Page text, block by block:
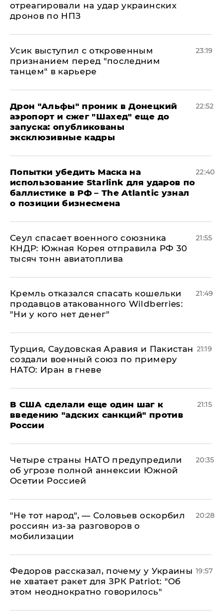
отреагировали на удар украинских
дронов по НПЗ
Усик выступил с откровенным
признанием перед "последним
танцем" в карьере
23:19
Дрон "Альфы" проник в Донецкий
аэропорт и сжег "Шахед" еще до
запуска: опубликованы
эксклюзивные кадры
22:52
Попытки убедить Маска на
использование Starlink для ударов по
баллистике в РФ – The Atlantic узнал
о позиции бизнесмена
22:40
​Сеул спасает военного союзника
КНДР: Южная Корея отправила РФ 30
тысяч тонн авиатоплива
21:55
Кремль отказался спасать кошельки
продавцов атакованного Wildberries:
"Ни у кого нет денег"
21:49
Турция, Саудовская Аравия и Пакистан
создали военный союз по примеру
НАТО: Иран в гневе
21:19
В США сделали еще один шаг к
введению "адских санкций" против
России
21:15
Четыре страны НАТО предупредили
об угрозе полной аннексии Южной
Осетии Россией
20:35
​"Не тот народ", — Соловьев оскорбил
россиян из-за разговоров о
мобилизации
20:28
Федоров рассказал, почему у Украины
не хватает ракет для ЗРК Patriot: "Об
этом неоднократно говорилось"
19:57